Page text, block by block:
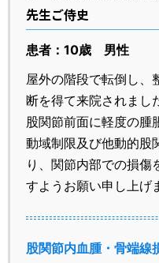
先生ご侍史
患者：10歳 男性
屋外の階段で転倒し、
断を得て来院されまし
股関節前面に軽度の腫
動域制限及び他動的股
り、関節内部での損傷
すようお願い申し上げ
股関節内血腫・骨端線